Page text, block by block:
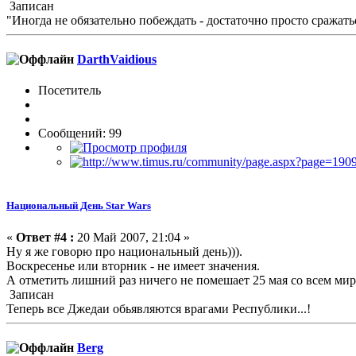
Записан
"Иногда не обязательно побеждать - достаточно просто
DarthVaidious
Посетитель
Сообщений: 99
Национальный День Star Wars
« Ответ #4 : 20 Май 2007, 21:04 »
Ну я же говорю про национальный день))).
Воскресенье или вторник - не имеет значения.
А отметить лишний раз ничего не помешает 25 мая со всем
Записан
Теперь все Джедаи обьявляются врагами Республики...!
Berg